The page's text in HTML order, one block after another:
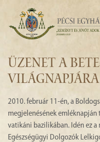
ÜZENET A
VILÁGNAPJÁRA
2010. február 11-én, a
megjelenésének
vatikáni bazilikában. Idén ez a
Egészségügyi Dolgozók